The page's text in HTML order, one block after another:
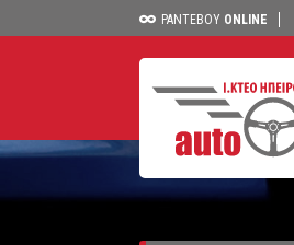
ΡΑΝΤΕΒΟΥ ONLINE